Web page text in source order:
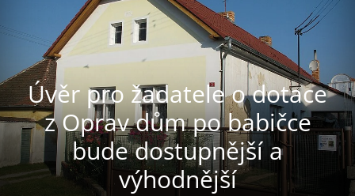
Úvěr pro žadatele o dotace
z Oprav dům po babičce
bude dostupnější a
výhodnější